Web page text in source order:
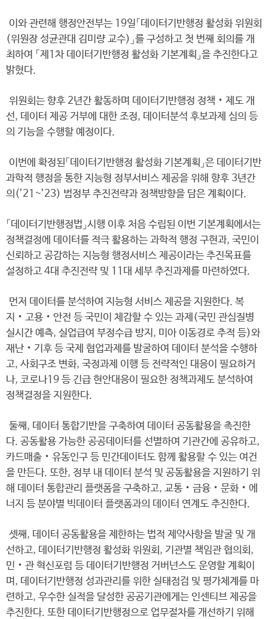
이와 관련해 행정안전부는 19일「데이터기반행정 활성화 위원회
(위원장 성균관대 김미량 교수)」를 구성하고 첫 번째 회의를 개
최하여 「제1차 데이터기반행정 활성화 기본계획」을 추진한다고
밝혔다.
위원회는 향후 2년간 활동하며 데이터기반행정 정책‧제도 개
선, 데이터 제공 거부에 대한 조정, 데이터분석 후보과제 심의 등
의 기능을 수행할 예정이다.
이번에 확정된「데이터기반행정 활성화 기본계획」은 데이터기반
과학적 행정을 통한 지능형 정부서비스 제공을 위해 향후 3년간
의(’21~’23) 범정부 추진전략과 정책방향을 담은 계획이다.
「데이터기반행정법」시행 이후 처음 수립된 이번 기본계획에서는
정책결정에 데이터를 적극 활용하는 과학적 행정 구현과, 국민이
신뢰하고 공감하는 지능형 행정서비스 제공이라는 추진목표를
설정하고 4대 추진전략 및 11대 세부 추진과제를 마련하였다.
먼저 데이터를 분석하여 지능형 서비스 제공을 지원한다. 복
지‧고용‧안전 등 국민이 체감할 수 있는 과제(국민 관심질병
실시간 예측, 실업급여 부정수급 방지, 미아 이동경로 추적 등)와
재난‧기후 등 국제 협업과제를 발굴하여 데이터 분석을 수행하
고, 사회구조 변화, 국정과제 이행 등 전략적인 대응이 필요하거
나, 코로나19 등 긴급 현안대응이 필요한 정책과제도 분석하여
정책결정을 지원한다.
둘째, 데이터 통합기반을 구축하여 데이터 공동활용을 촉진한
다. 공동활용 가능한 공공데이터를 선별하여 기관간에 공유하고,
카드매출‧유동인구 등 민간데이터도 함께 활용할 수 있는 여건
을 만든다. 또한, 정부 내 데이터 분석 및 공동활용을 지원하기 위
해 데이터 통합관리 플랫폼을 구축하고, 교통‧금융‧문화‧에
너지 등 분야별 빅데이터 플랫폼과의 데이터 연계도 추진한다.
셋째, 데이터 공동활용을 제한하는 법적 제약사항을 발굴 및 개
선하고, 데이터기반행정 활성화 위원회, 기관별 책임관 협의회,
민‧관 혁신포럼 등 데이터기반행정 거버넌스도 운영할 계획이
며, 데이터기반행정 성과관리를 위한 실태점검 및 평가체계를 마
련하고, 우수한 실적을 달성한 공공기관에게는 인센티브 제공을
추진한다. 또한 데이터기반행정으로 업무절차를 개선하기 위해